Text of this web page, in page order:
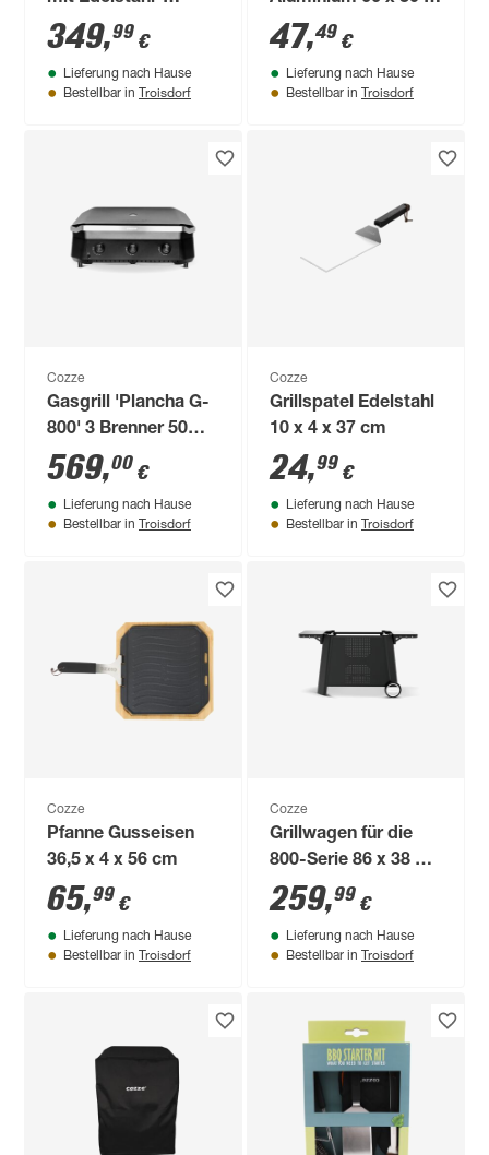
Arbeitsplatte 118,5 x
90 x 60 cm
349,99 €
Lieferung nach Hause
Bestellbar in Troisdorf
30 cm
47,49 €
Lieferung nach Hause
Bestellbar in Troisdorf
Cozze
Gasgrill 'Plancha G-
800' 3 Brenner 50
mbar
569,00 €
Lieferung nach Hause
Bestellbar in Troisdorf
Cozze
Grillspatel Edelstahl
10 x 4 x 37 cm
24,99 €
Lieferung nach Hause
Bestellbar in Troisdorf
Cozze
Pfanne Gusseisen
36,5 x 4 x 56 cm
65,99 €
Lieferung nach Hause
Bestellbar in Troisdorf
Cozze
Grillwagen für die
800-Serie 86 x 38 x
64,5 cm
259,99 €
Lieferung nach Hause
Bestellbar in Troisdorf